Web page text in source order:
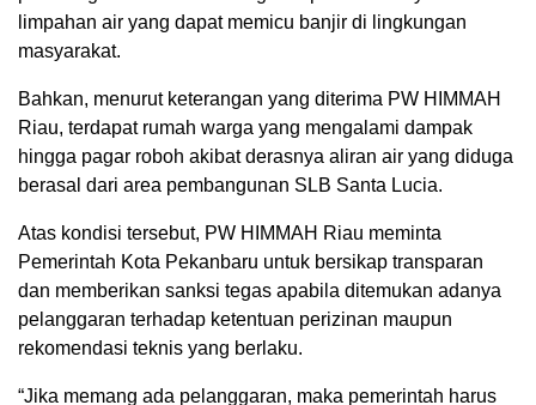
limpahan air yang dapat memicu banjir di lingkungan
masyarakat.
Bahkan, menurut keterangan yang diterima PW HIMMAH
Riau, terdapat rumah warga yang mengalami dampak
hingga pagar roboh akibat derasnya aliran air yang diduga
berasal dari area pembangunan SLB Santa Lucia.
Atas kondisi tersebut, PW HIMMAH Riau meminta
Pemerintah Kota Pekanbaru untuk bersikap transparan
dan memberikan sanksi tegas apabila ditemukan adanya
pelanggaran terhadap ketentuan perizinan maupun
rekomendasi teknis yang berlaku.
“Jika memang ada pelanggaran, maka pemerintah harus